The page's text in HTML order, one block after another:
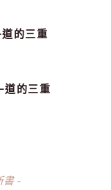
的三重
的三重
書